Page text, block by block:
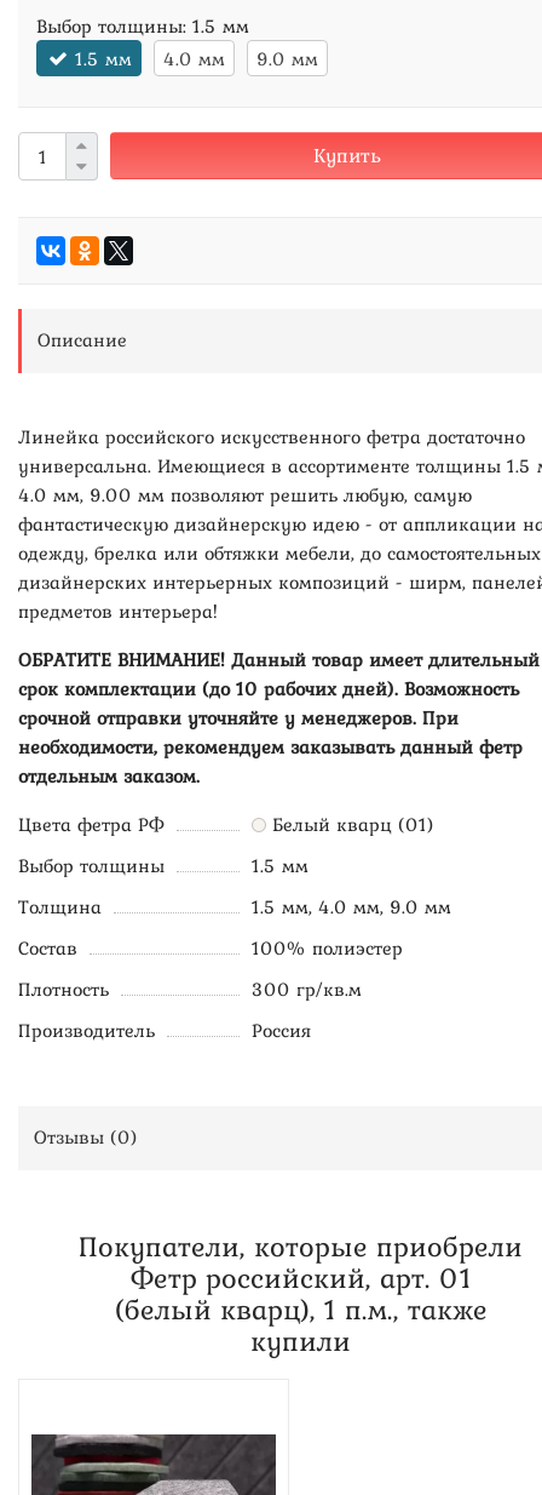
Выбор толщины: 1.5 мм
1.5 мм
4.0 мм 9.0 мм
Купить
Описание
Линейка российского искусственного фетра достаточно
универсальна. Имеющиеся в ассортименте толщины 1.5
4.0 мм, 9.00 мм позволяют решить любую, самую
фантастическую дизайнерскую идею - от аппликации
одежду, брелка или обтяжки мебели, до самостоятельных
дизайнерских интерьерных композиций - ширм,
предметов интерьера!
ОБРАТИТЕ ВНИМАНИЕ! Данный товар имеет длительный
срок комплектации (до 10 рабочих дней). Возможность
срочной отправки уточняйте у менеджеров. При
необходимости, рекомендуем заказывать данный фетр
отдельным заказом.
Цвета фетра РФ
Белый кварц (01)
Выбор толщины
1.5 мм
Толщина
1.5 мм, 4.0 мм, 9.0 мм
Состав
100% полиэстер
Плотность
300 гр/кв.м
Производитель
Россия
Отзывы (0)
Покупатели, которые приобрели
Фетр российский, арт. 01
(белый кварц), 1 п.м., также
купили